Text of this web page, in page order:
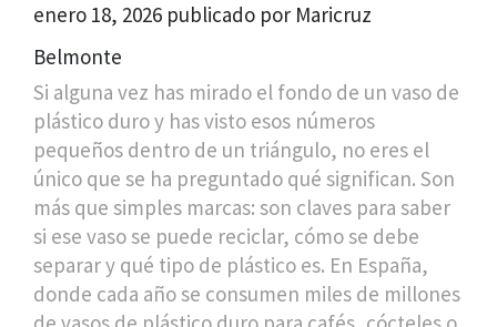
enero 18, 2026 publicado por Maricruz
Belmonte
Si alguna vez has mirado el fondo de un vaso de
plástico duro y has visto esos números
pequeños dentro de un triángulo, no eres el
único que se ha preguntado qué significan. Son
más que simples marcas: son claves para saber
si ese vaso se puede reciclar, cómo se debe
separar y qué tipo de plástico es. En España,
donde cada año se consumen miles de millones